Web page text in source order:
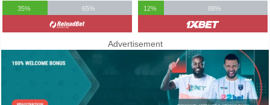
35%
65%
12%
88%
Advertisement